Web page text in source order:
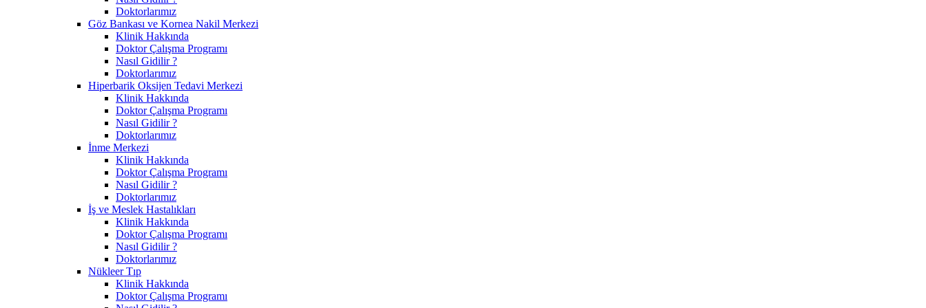
Doktorlarımız
Göz Bankası ve Kornea Nakil Merkezi
Klinik Hakkında
Doktor Çalışma Programı
Nasıl Gidilir ?
Doktorlarımız
Hiperbarik Oksijen Tedavi Merkezi
Klinik Hakkında
Doktor Çalışma Programı
Nasıl Gidilir ?
Doktorlarımız
İnme Merkezi
Klinik Hakkında
Doktor Çalışma Programı
Nasıl Gidilir ?
Doktorlarımız
İş ve Meslek Hastalıkları
Klinik Hakkında
Doktor Çalışma Programı
Nasıl Gidilir ?
Doktorlarımız
Nükleer Tıp
Klinik Hakkında
Doktor Çalışma Programı